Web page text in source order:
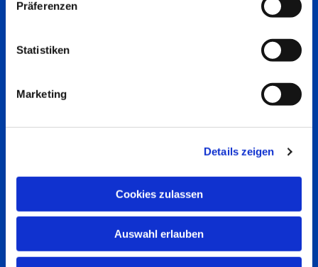
Präferenzen
Statistiken
Marketing
Details zeigen
Cookies zulassen
Auswahl erlauben